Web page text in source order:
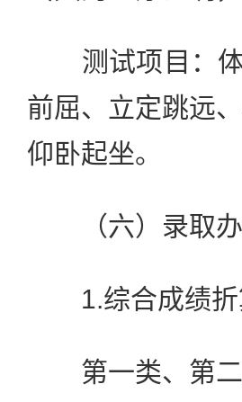
测试项目：体
前屈、立定跳远
仰卧起坐。
（六）录取办
1.综合成绩折
第一类、第二